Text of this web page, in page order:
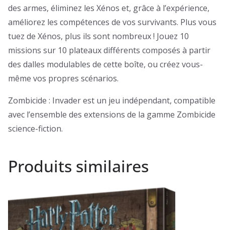
des armes, éliminez les Xénos et, grâce à l’expérience,
améliorez les compétences de vos survivants. Plus vous
tuez de Xénos, plus ils sont nombreux ! Jouez 10
missions sur 10 plateaux différents composés à partir
des dalles modulables de cette boîte, ou créez vous-
même vos propres scénarios.
Zombicide : Invader est un jeu indépendant, compatible
avec l’ensemble des extensions de la gamme Zombicide
science-fiction.
Produits similaires